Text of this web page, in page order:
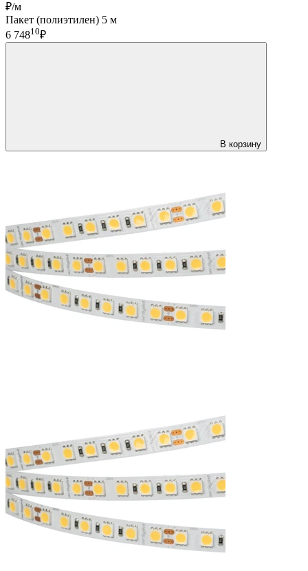
₽/м
Пакет (полиэтилен) 5 м
6 74810₽
В корзину